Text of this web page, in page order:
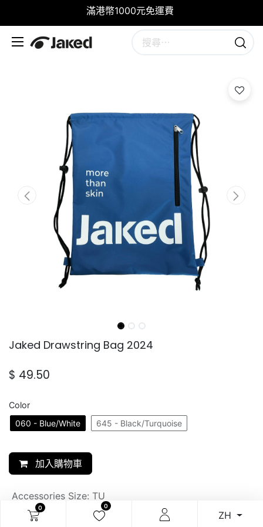
0 0
ZH
滿港幣1000元免運費
Jaked Drawstring Bag 2024
$ 49.50
Color
060 - Blue/White
645 - Black/Turquoise
加入購物車
Accessories Size: TU